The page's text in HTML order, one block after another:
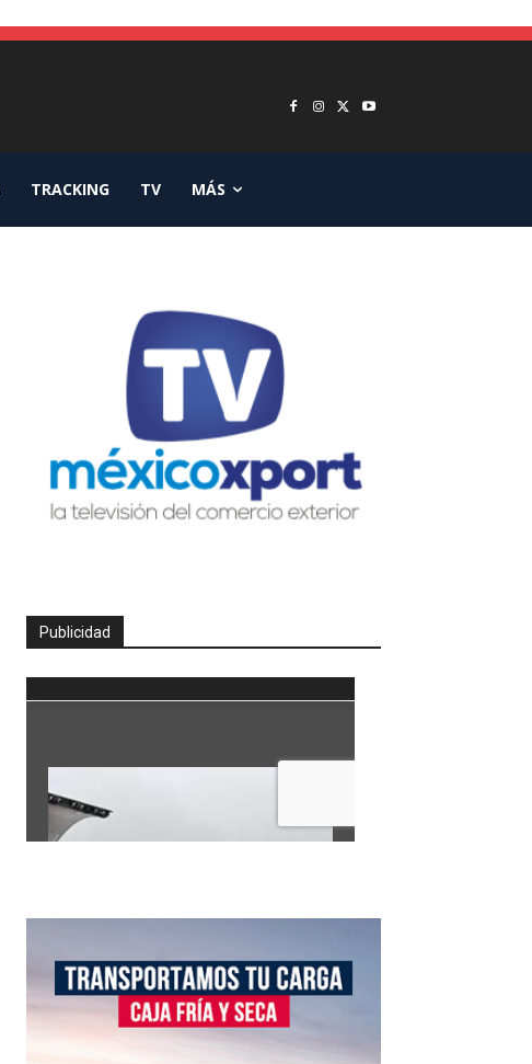
TRACKING TV MÁS
Publicidad